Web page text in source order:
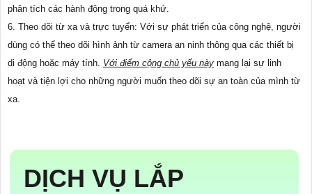
phân tích các hành động trong quá khứ.
6. Theo dõi từ xa và trực tuyến: Với sự phát triển của công nghệ, người
dùng có thể theo dõi hình ảnh từ camera an ninh thông qua các thiết bị
di động hoặc máy tính. Với điểm cộng chủ yếu này mang lại sự linh
hoạt và tiện lợi cho những người muốn theo dõi sự an toàn của mình từ
xa.
DỊCH VỤ LẮP